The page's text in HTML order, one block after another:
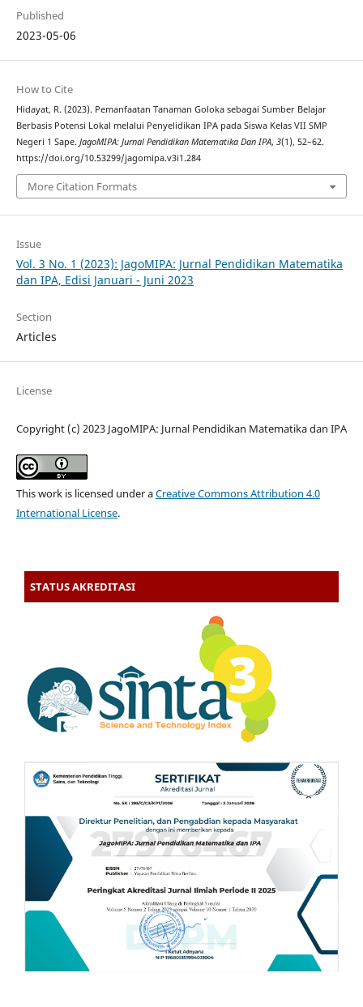
Published
2023-05-06
How to Cite
Hidayat, R. (2023). Pemanfaatan Tanaman Goloka sebagai Sumber Belajar
Berbasis Potensi Lokal melalui Penyelidikan IPA pada Siswa Kelas VII SMP
Negeri 1 Sape. JagoMIPA: Jurnal Pendidikan Matematika Dan IPA, 3(1), 52–62.
https://doi.org/10.53299/jagomipa.v3i1.284
More Citation Formats
Issue
Vol. 3 No. 1 (2023): JagoMIPA: Jurnal Pendidikan Matematika
dan IPA, Edisi Januari - Juni 2023
Section
Articles
License
Copyright (c) 2023 JagoMIPA: Jurnal Pendidikan Matematika dan IPA
This work is licensed under aCreative Commons Attribution 4.0
International License.
STATUS AKREDITASI